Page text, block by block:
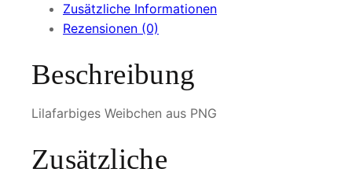
Zusätzliche Informationen
Rezensionen (0)
Beschreibung
Lilafarbiges Weibchen aus PNG
Zusätzliche